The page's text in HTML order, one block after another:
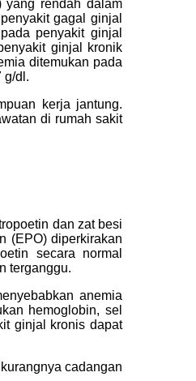
yang rendah dalam
gagal ginjal
penyakit ginjal
ginjal kronik
ditemukan pada
g/dl.
kerja jantung.
di rumah sakit
dan zat besi
(EPO) diperkirakan
secara normal
terganggu.
anemia
hemoglobin, sel
ginjal kronis dapat
cadangan